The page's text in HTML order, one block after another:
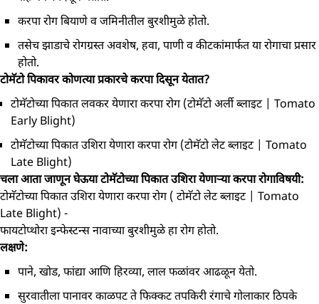
करपा रोग बियाणे व जमिनीतील बुरशीमुळे होतो.
तसेच झाडाचे रोगग्रस्त अवशेष, हवा, पाणी व कीटकांमार्फत या रोगाचा प्रसार
होतो.
टोमॅटो पिकावर कोणत्या प्रकारचे करपा दिसून येतात?
टोमॅटोच्या पिकात लवकर येणारा करपा रोग (टोमॅटो अर्ली ब्लाइट | Tomato
Early Blight)
टोमॅटोच्या पिकात उशिरा येणारा करपा रोग (टोमॅटो लेट ब्लाइट | Tomato
Late Blight)
चला आता जाणून घेऊया टोमॅटोच्या पिकात उशिरा येणाऱ्या करपा रोगाविषयी:
टोमॅटोच्या पिकात उशिरा येणारा करपा रोग ( टोमॅटो लेट ब्लाइट | Tomato
Late Blight) -
फायटोप्थोरा इन्फेस्टन्स नावाच्या बुरशीमुळे हा रोग होतो.
लक्षणे:
पाने, खोड, फांद्या आणि हिरव्या, लाल फळांवर आढळून येतो.
सुरवातीला पानावर काळपट ते फिक्कट तपकिरी रंगाचे गोलाकार ठिपके